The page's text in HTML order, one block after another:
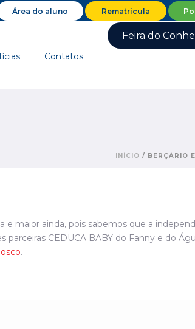
Área do aluno Rematrícula
Contatos
Feira do
INÍCIO / BERÇÁRIO
maior ainda, pois sabemos que a
CEDUCA BABY do Fanny e do
.